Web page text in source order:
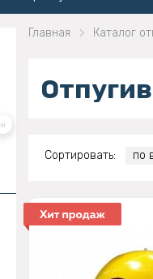
Главная Каталог
Сортировать: по